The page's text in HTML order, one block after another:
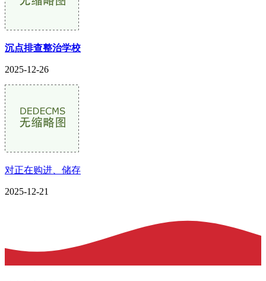
沉点排查整治学校
2025-12-26
对正在购进、储存
2025-12-21